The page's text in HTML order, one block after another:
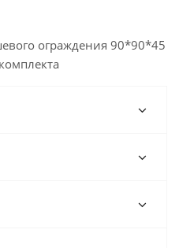
ограждения 90*90*45